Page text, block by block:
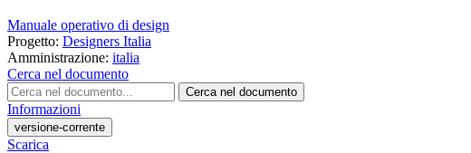
Manuale operativo di design
Progetto: Designers Italia
Amministrazione: italia
Cerca nel documento
Cerca nel documento
Informazioni
versione-corrente
Scarica